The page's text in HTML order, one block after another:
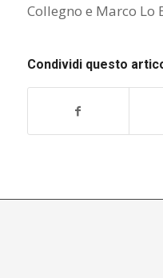
Collegno e Marco Lo
Condividi questo